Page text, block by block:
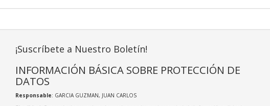
¡Suscríbete a Nuestro Boletín!
INFORMACIÓN BÁSICA SOBRE PROTECCIÓN DE
DATOS
Responsable: GARCIA GUZMAN, JUAN CARLOS